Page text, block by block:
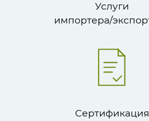
Услуги
импортера/
Сертификация